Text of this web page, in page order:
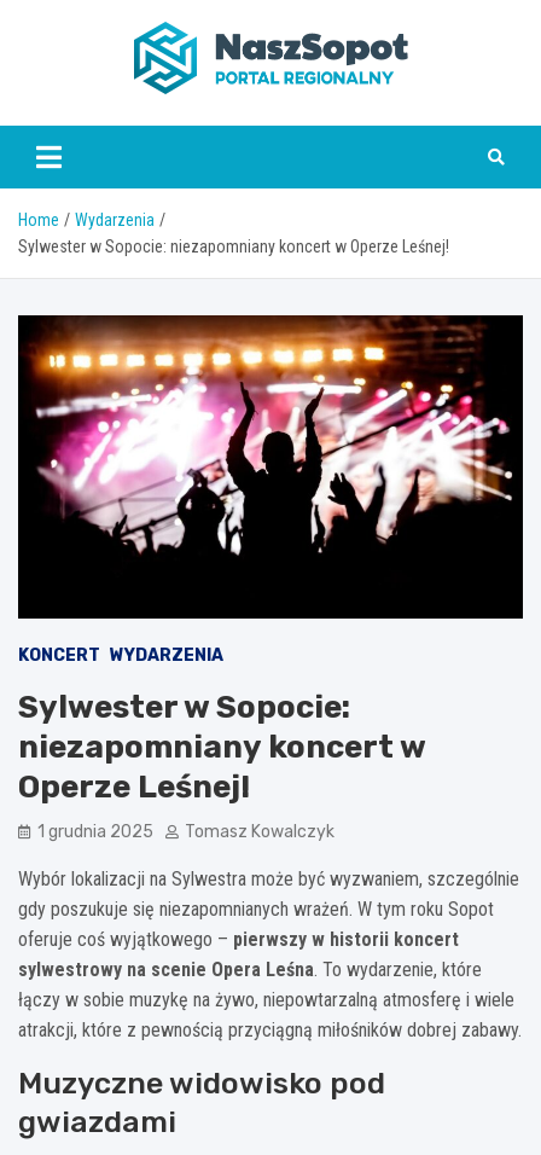
www.naszsopot.pl
Home
Wydarzenia
Sylwester w Sopocie: niezapomniany koncert w Operze Leśnej!
KONCERT WYDARZENIA
Sylwester w Sopocie:
niezapomniany koncert w
Operze Leśnej!
1 grudnia 2025 Tomasz Kowalczyk
Wybór lokalizacji na Sylwestra może być wyzwaniem, szczególnie
gdy poszukuje się niezapomnianych wrażeń. W tym roku Sopot
oferuje coś wyjątkowego – pierwszy w historii koncert
sylwestrowy na scenie Opera Leśna. To wydarzenie, które
łączy w sobie muzykę na żywo, niepowtarzalną atmosferę i wiele
atrakcji, które z pewnością przyciągną miłośników dobrej zabawy.
Muzyczne widowisko pod
gwiazdami